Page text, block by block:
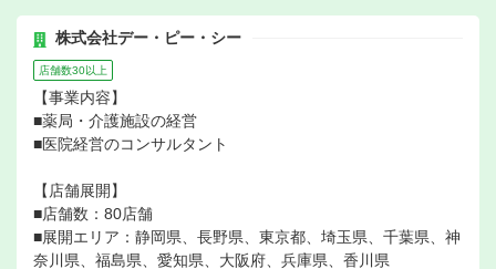
株式会社デー・ピー・シー
店舗数30以上
【事業内容】
■薬局・介護施設の経営
■医院経営のコンサルタント
【店舗展開】
■店舗数：80店舗
■展開エリア：静岡県、長野県、東京都、埼玉県、千葉県、神
奈川県、福島県、愛知県、大阪府、兵庫県、香川県